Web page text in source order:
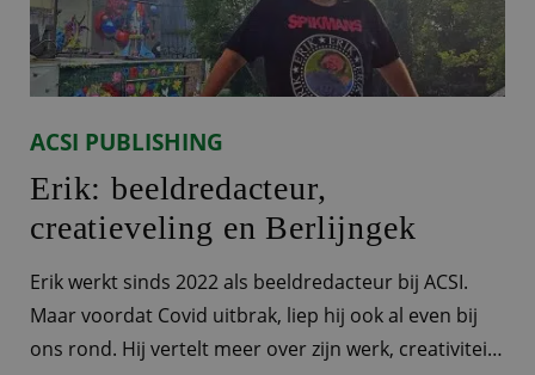
ACSI PUBLISHING
Erik: beeldredacteur,
creatieveling en Berlijngek
Erik werkt sinds 2022 als beeldredacteur bij ACSI.
Maar voordat Covid uitbrak, liep hij ook al even bij
ons rond. Hij vertelt meer over zijn werk, creativiteit